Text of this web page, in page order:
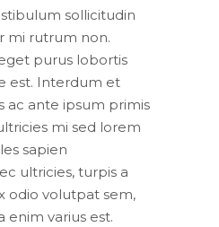
sollicitudin
mi rutrum non.
purus lobortis
est. Interdum et
ac ante ipsum primis
mi sed lorem
sapien
ultricies, turpis a
odio volutpat sem,
enim varius est.